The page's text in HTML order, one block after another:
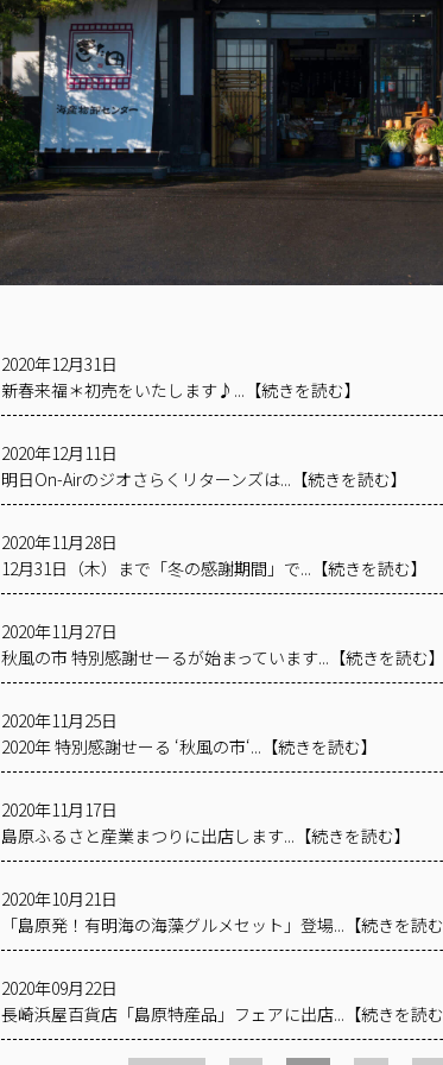
2020年12月31日
新春来福＊初売をいたします♪...【続きを読む】
2020年12月11日
明日On-Airのジオさらくリターンズは...【続きを読む】
2020年11月28日
12月31日（木）まで「冬の感謝期間」で...【続きを読む】
2020年11月27日
秋風の市 特別感謝せーるが始まっています...【続きを読む】
2020年11月25日
2020年 特別感謝せーる ‘秋風の市‘...【続きを読む】
2020年11月17日
島原ふるさと産業まつりに出店します...【続きを読む】
2020年10月21日
「島原発！有明海の海藻グルメセット」登場...【続きを読む
2020年09月22日
長崎浜屋百貨店「島原特産品」フェアに出店...【続きを読む